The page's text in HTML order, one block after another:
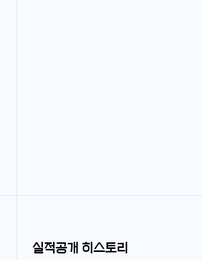
실적공개 히스토리